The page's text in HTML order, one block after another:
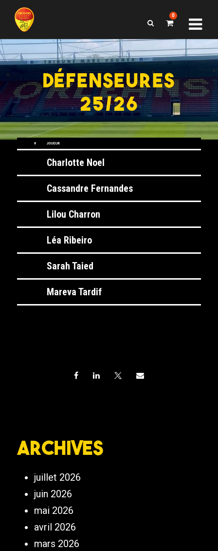
0
DÉFENSEURES
25/26
DÉFENSEURES 25/26
# JOUEUR
Charlotte Noel
Cassandre Fernandes
Lilou Charron
Léa Ribeiro
Sarah Taied
Mareva Tardif
Archives
juillet 2026
juin 2026
mai 2026
avril 2026
mars 2026